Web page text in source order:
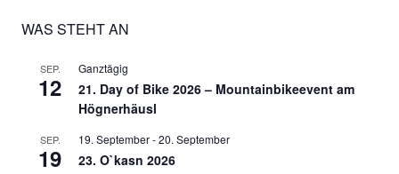
WAS STEHT AN
SEP.
12
Ganztägig
21. Day of Bike 2026 – Mountainbikeevent am
Högnerhäusl
SEP.
19
19. September-20. September
23. O`kasn 2026